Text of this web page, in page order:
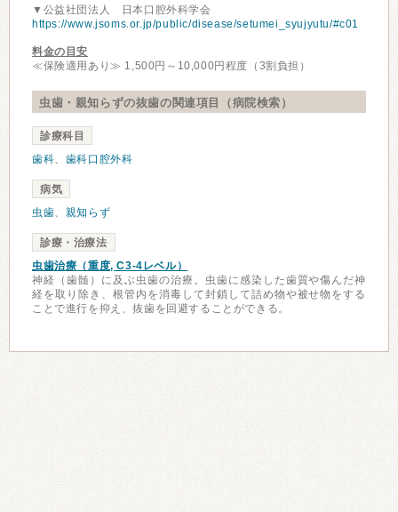
▼公益社団法人 日本口腔外科学会
https://www.jsoms.or.jp/public/disease/setumei_syujyutu/#c01
料金の目安
≪保険適用あり≫ 1,500円～10,000円程度（3割負担）
虫歯・親知らずの抜歯の関連項目（病院検索）
診療科目
歯科、 歯科口腔外科
病気
虫歯、 親知らず
診療・治療法
虫歯治療（重度, C3-4レベル）
神経（歯髄）に及ぶ虫歯の治療。虫歯に感染した歯質や傷んだ神
経を取り除き、根管内を消毒して封鎖して詰め物や被せ物をする
ことで進行を抑え、抜歯を回避することができる。